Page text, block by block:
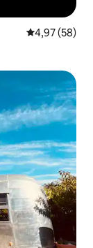
Évaluation
4,97 (58)